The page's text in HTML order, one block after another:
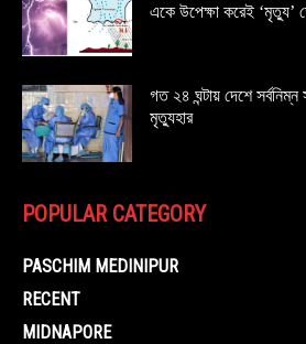
একে উপেক্ষা করেই ‘মৃত্যু’
গত ২৪ ঘন্টায় দেশে
মৃত্যুহার
POPULAR CATEGORY
PASCHIM MEDINIPUR
RECENT
MIDNAPORE